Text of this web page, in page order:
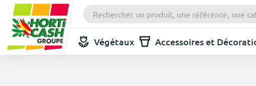
Végétaux Accessoires et